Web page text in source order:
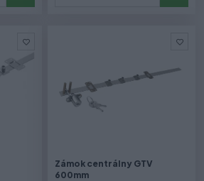
Zámok centrálny GTV
600mm